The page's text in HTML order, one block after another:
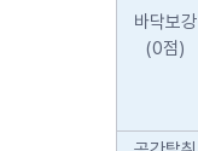
바닥보강
(0점)